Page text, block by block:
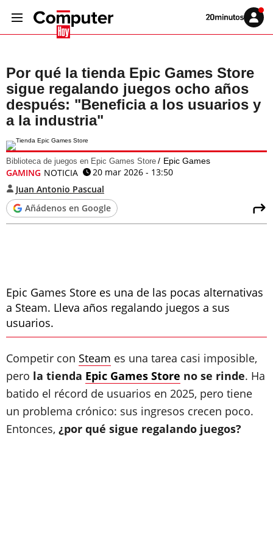
Volver
Iniciar
sesión
Por qué la tienda Epic Games Store
sigue regalando juegos ocho años
después: "Beneficia a los usuarios y
a la industria"
Biblioteca de juegos en Epic Games Store Epic Games
GAMING NOTICIA
20 mar 2026 - 13:50
Juan Antonio Pascual
Añádenos en Google
Epic Games Store es una de las pocas alternativas
a Steam. Lleva años regalando juegos a sus
usuarios.
Competir con Steam es una tarea casi imposible,
pero la tienda Epic Games Store no se rinde. Ha
batido el récord de usuarios en 2025, pero tiene
un problema crónico: sus ingresos crecen poco.
Entonces, ¿por qué sigue regalando juegos?